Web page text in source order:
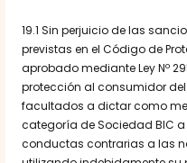
19.1 Sin perjuicio de las
previstas en el Código de
aprobado mediante Ley Nº
protección al consumidor
facultados a dictar como
categoría de Sociedad BIC
conductas contrarias a las